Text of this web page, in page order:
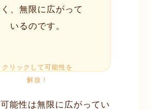
、無限に広がって
いるのです。
能性は無限に広がってい